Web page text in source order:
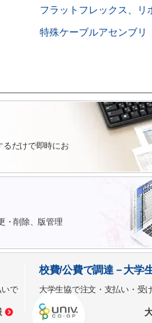
フラットフレックス、リ
特殊ケーブルアセンブリ
るだけで即時にお
・削除、版管理
で
校費/公費で調達－大学
大学生協で注文・支払い・受